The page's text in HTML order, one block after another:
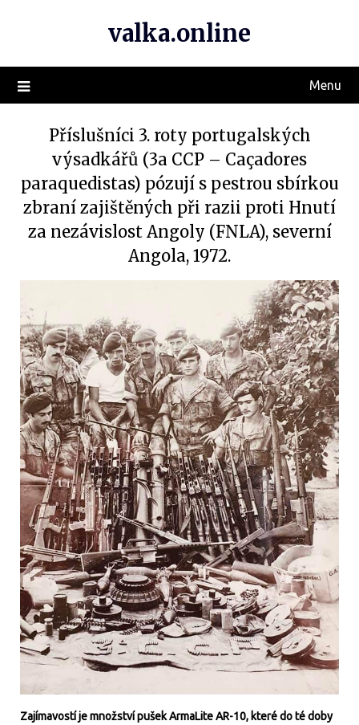
valka.online
Menu
Příslušníci 3. roty portugalských
výsadkářů (3a CCP – Caçadores
paraquedistas) pózují s pestrou sbírkou
zbraní zajištěných při razii proti Hnutí
za nezávislost Angoly (FNLA), severní
Angola, 1972.
Zajímavostí je množství pušek ArmaLite AR-10, které do té doby